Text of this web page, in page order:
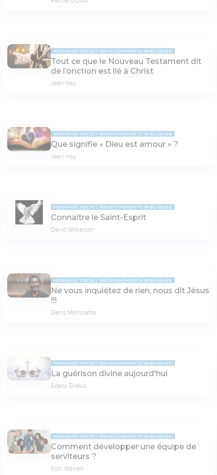
MESSAGE TEXTE ENSEIGNEMENTS BIBLIQUES
Tout ce que le Nouveau Testament dit
de l’onction est lié à Christ
Jean Hay
MESSAGE TEXTE ENSEIGNEMENTS BIBLIQUES
Que signifie « Dieu est amour » ?
Jean Hay
MESSAGE TEXTE ENSEIGNEMENTS BIBLIQUES
Connaître le Saint-Esprit
David Wilkerson
MESSAGE TEXTE ENSEIGNEMENTS BIBLIQUES
Ne vous inquiétez de rien, nous dit Jésus
!!!
Denis Morissette
MESSAGE TEXTE ENSEIGNEMENTS BIBLIQUES
La guérison divine aujourd'hui
Edens Elvéus
MESSAGE TEXTE ENSEIGNEMENTS BIBLIQUES
Comment développer une équipe de
serviteurs ?
Rick Warren